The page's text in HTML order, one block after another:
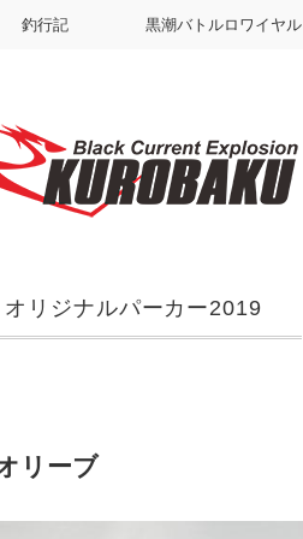
釣行記 黒潮バトルロワイヤル
オリジナルパーカー2019
リーブ